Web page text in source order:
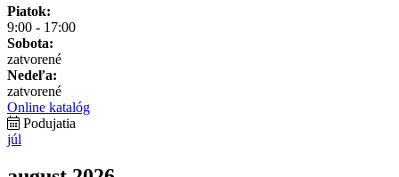
Piatok:
9:00 - 17:00
Sobota:
zatvorené
Nedeľa:
zatvorené
Online katalóg
Podujatia
júl